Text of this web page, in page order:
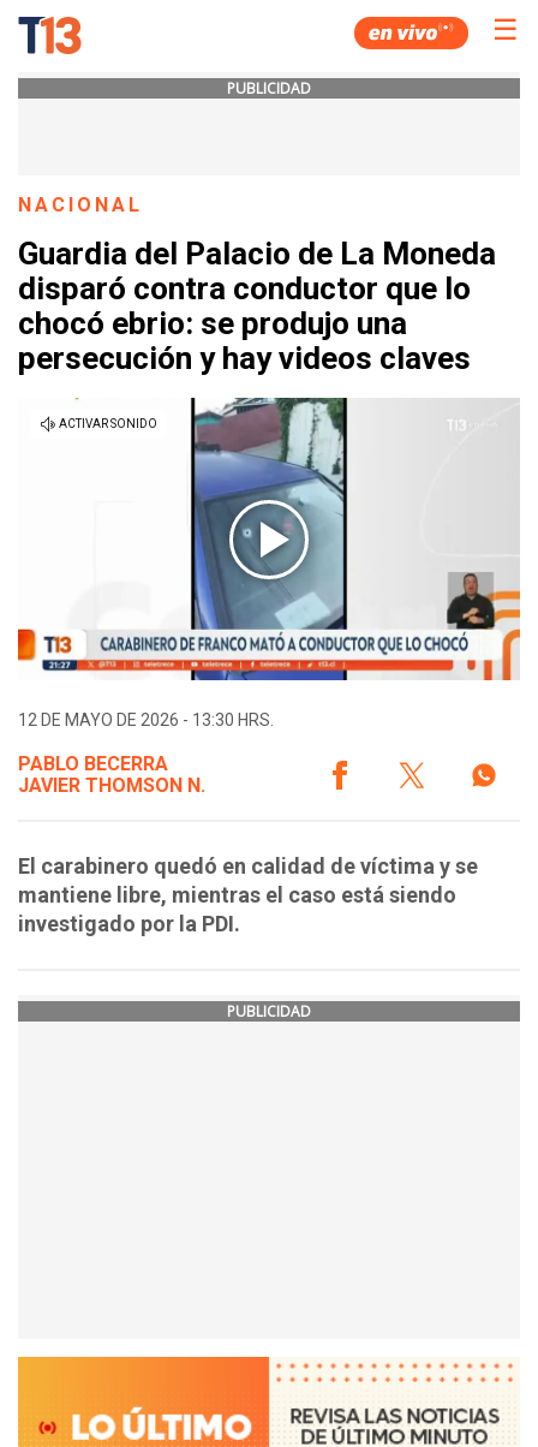
☰
PUBLICIDAD
NACIONAL
Guardia del Palacio de La Moneda
disparó contra conductor que lo
chocó ebrio: se produjo una
persecución y hay videos claves
12 DE MAYO DE 2026 - 13:30 HRS.
PABLO BECERRA
JAVIER THOMSON N.
El carabinero quedó en calidad de víctima y se
mantiene libre, mientras el caso está siendo
investigado por la PDI.
PUBLICIDAD